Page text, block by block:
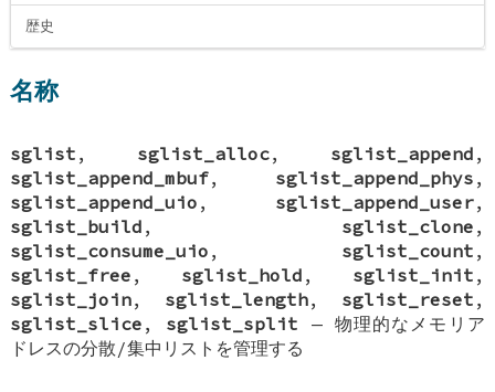
歴史
名称
sglist , sglist_alloc, sglist_append ,
sglist_append_mbuf, sglist_append_phys ,
sglist_append_uio , sglist_append_user,
sglist_build , sglist_clone ,
sglist_consume_uio , sglist_count ,
sglist_free , sglist_hold , sglist_init ,
sglist_join, sglist_length, sglist_reset ,
sglist_slice , sglist_split — 物理的なメモリア
ドレスの分散/集中リストを管理する